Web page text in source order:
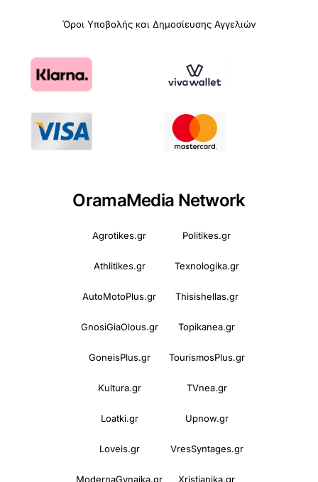
Όροι Υποβολής και Δημοσίευσης Αγγελιών
OramaMedia Network
Agrotikes.gr Politikes.gr
Athlitikes.gr Texnologika.gr
AutoMotoPlus.gr Thisishellas.gr
GnosiGiaOlous.gr Topikanea.gr
GoneisPlus.gr TourismosPlus.gr
Kultura.gr TVnea.gr
Loatki.gr Upnow.gr
Loveis.gr VresSyntages.gr
ModernaGynaika.gr Xristianika.gr